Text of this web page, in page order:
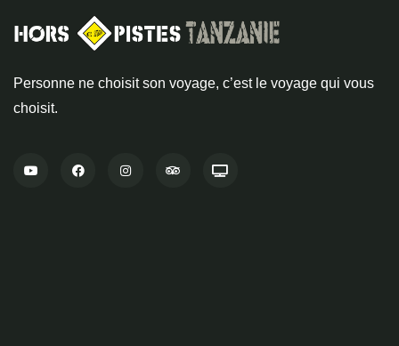
Personne ne choisit son voyage, c’est le voyage qui vous
choisit.